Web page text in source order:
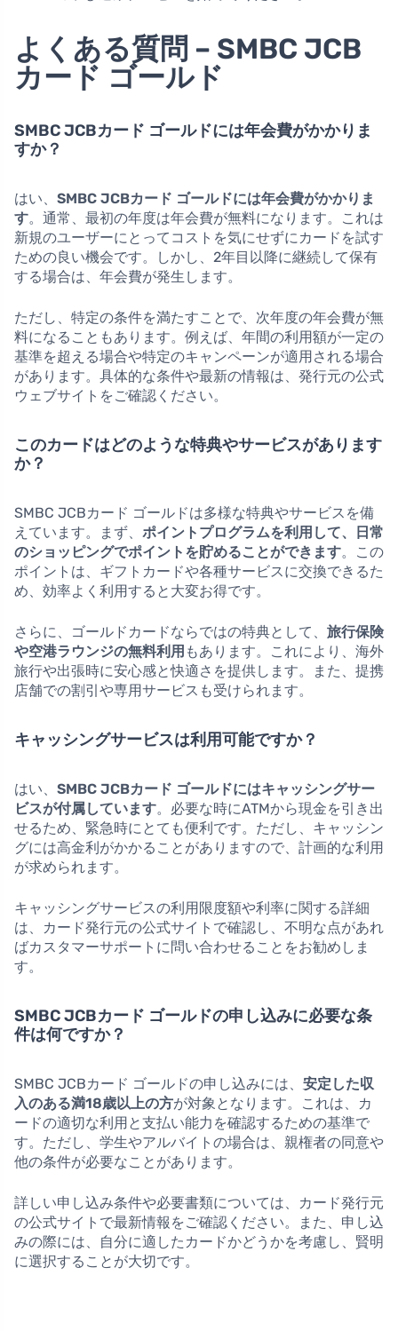
よくある質問 – SMBC JCB
カード ゴールド
SMBC JCBカード ゴールドには年会費がかかりま
すか？
はい、 SMBC JCBカード ゴールドには年会費がかかりま
す。通常、最初の年度は年会費が無料になります。これは
新規のユーザーにとってコストを気にせずにカードを試す
ための良い機会です。しかし、2年目以降に継続して保有
する場合は、年会費が発生します。
ただし、特定の条件を満たすことで、次年度の年会費が無
料になることもあります。例えば、年間の利用額が一定の
基準を超える場合や特定のキャンペーンが適用される場合
があります。具体的な条件や最新の情報は、発行元の公式
ウェブサイトをご確認ください。
このカードはどのような特典やサービスがあります
か？
SMBC JCBカード ゴールドは多様な特典やサービスを備
えています。まず、 ポイントプログラムを利用して、日常
のショッピングでポイントを貯めることができます。この
ポイントは、ギフトカードや各種サービスに交換できるた
め、効率よく利用すると大変お得です。
さらに、ゴールドカードならではの特典として、 旅行保険
や空港ラウンジの無料利用 もあります。これにより、海外
旅行や出張時に安心感と快適さを提供します。また、提携
店舗での割引や専用サービスも受けられます。
キャッシングサービスは利用可能ですか？
はい、 SMBC JCBカード ゴールドにはキャッシングサー
ビスが付属しています。必要な時にATMから現金を引き出
せるため、緊急時にとても便利です。ただし、キャッシン
グには高金利がかかることがありますので、計画的な利用
が求められます。
キャッシングサービスの利用限度額や利率に関する詳細
は、カード発行元の公式サイトで確認し、不明な点があれ
ばカスタマーサポートに問い合わせることをお勧めしま
す。
SMBC JCBカード ゴールドの申し込みに必要な条
件は何ですか？
SMBC JCBカード ゴールドの申し込みには、 安定した収
入のある満18歳以上の方が対象となります。これは、カ
ードの適切な利用と支払い能力を確認するための基準で
す。ただし、学生やアルバイトの場合は、親権者の同意や
他の条件が必要なことがあります。
詳しい申し込み条件や必要書類については、カード発行元
の公式サイトで最新情報をご確認ください。また、申し込
みの際には、自分に適したカードかどうかを考慮し、賢明
に選択することが大切です。